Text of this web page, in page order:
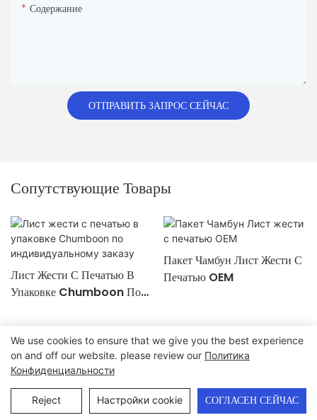
Содержание
ОТПРАВИТЬ ЗАПРОС СЕЙЧАС
Сопутствующие Товары
Лист Жести С Печатью В
Упаковке Chumboon По
Пакет Чамбун Лист Жести С
Печатью OEM
Авторские права © 2024 Chumboon Metal Packaging Group
Co.,Ltd. - www.chumboonpackage.com |
политика конфиденциальности
We use cookies to ensure that we give you the best experience
on and off our website. please review our Политика
Конфиденциальности
Reject Настройки cookie СОГЛАСЕН СЕЙЧАС